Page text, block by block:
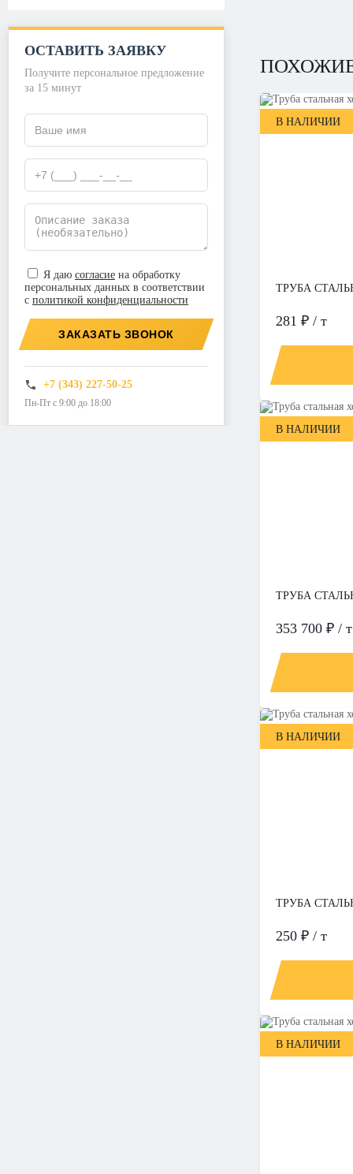
ОСТАВИТЬ ЗАЯВКУ
Получите персональное предложение
за 15 минут
Я даю согласие на обработку
персональных данных в соответствии
с политикой конфиденциальности
ЗАКАЗАТЬ ЗВОНОК
+7 (343) 227-50-25
Пн-Пт с 9:00 до 18:00
В НАЛИЧИИ
ТРУБА
281 ₽ / т
В НАЛИЧИИ
ТРУБА
353 700 ₽ / т
В НАЛИЧИИ
ТРУБА
250 ₽ / т
В НАЛИЧИИ